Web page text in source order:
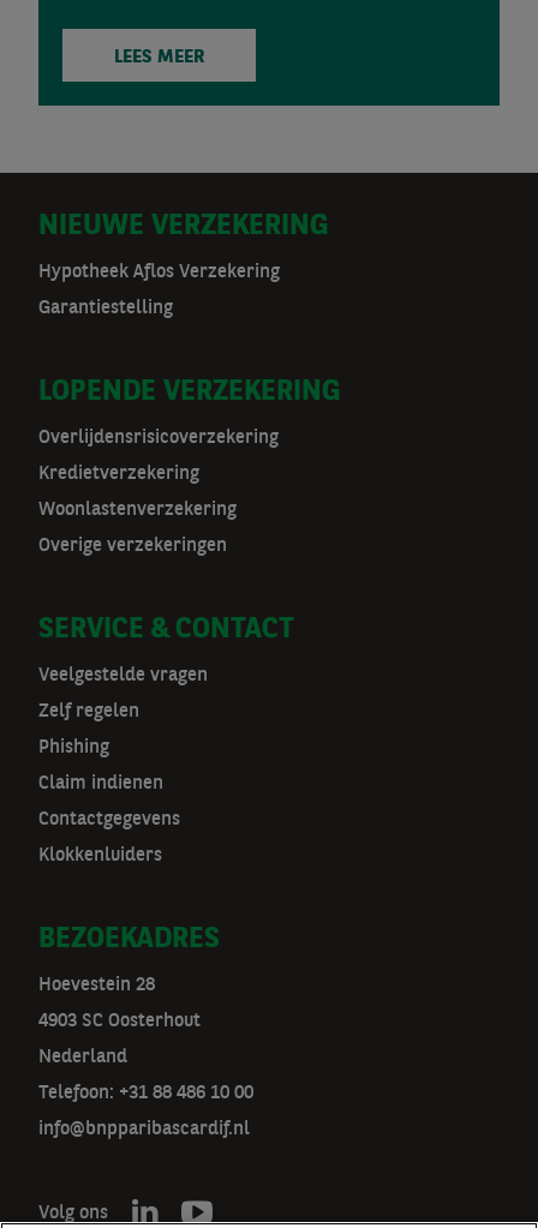
LEES MEER
D
o
r
m
a
t
a
v
NIEUWE VERZEKERING
Hypotheek Aflos Verzekering
Garantiestelling
LOPENDE VERZEKERING
Overlijdensrisicoverzekering
Kredietverzekering
Woonlastenverzekering
Overige verzekeringen
SERVICE & CONTACT
Veelgestelde vragen
Zelf regelen
Phishing
Claim indienen
Contactgegevens
Klokkenluiders
BEZOEKADRES
Hoevestein 28
4903 SC Oosterhout
Nederland
Telefoon: +31 88 486 10 00
info@bnpparibascardif.nl
Volg ons